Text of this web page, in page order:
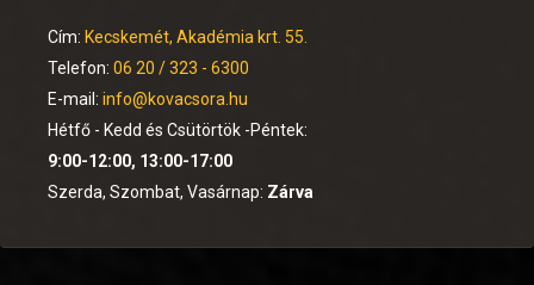
Cím: Kecskemét, Akadémia krt. 55.
Telefon: 06 20 / 323 - 6300
E-mail: info@kovacsora.hu
Hétfő - Kedd és Csütörtök -Péntek:
9:00-12:00, 13:00-17:00
Szerda, Szombat, Vasárnap: Zárva